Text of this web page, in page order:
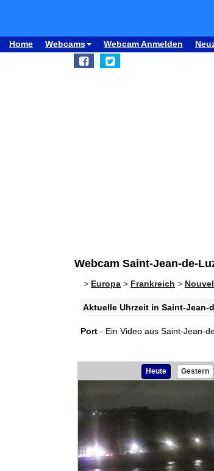
Home Webcams Webcam Anmelden
Webcam Saint-Jean-de-
> Europa > Frankreich >
Aktuelle Uhrzeit in Saint-Jean-
Port- Ein Video aus Saint-Jean-
Heute Gestern